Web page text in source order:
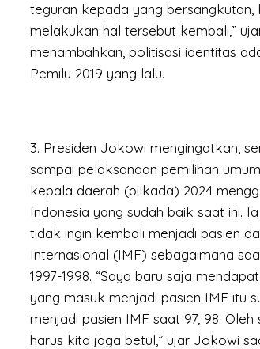
teguran kepada yang
melakukan hal tersebut kembali,”
menambahkan, politisasi identitas
Pemilu 2019 yang lalu.
3. Presiden Jokowi mengingatkan,
sampai pelaksanaan pemilihan
kepala daerah (pilkada) 2024
Indonesia yang sudah baik saat ini.
tidak ingin kembali menjadi pasien
Internasional (IMF) sebagaimana
1997-1998. “Saya baru saja
yang masuk menjadi pasien IMF itu
menjadi pasien IMF saat 97, 98.
harus kita jaga betul,” ujar Jokowi